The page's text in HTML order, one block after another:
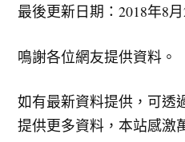
最後更新日期：2018年8月
鳴謝各位網友提供資料。
如有最新資料提供，可透
提供更多資料，本站感激